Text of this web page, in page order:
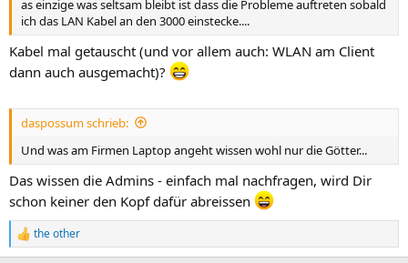
as einzige was seltsam bleibt ist dass die Probleme auftreten sobald
ich das LAN Kabel an den 3000 einstecke....
Kabel mal getauscht (und vor allem auch: WLAN am Client
dann auch ausgemacht)?
daspossum schrieb:
Und was am Firmen Laptop angeht wissen wohl nur die Götter...
Das wissen die Admins - einfach mal nachfragen, wird Dir
schon keiner den Kopf dafür abreissen
R
e
the other